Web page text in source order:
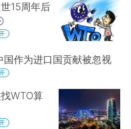
15周年后
国作为进口国贡献被忽视
WTO算